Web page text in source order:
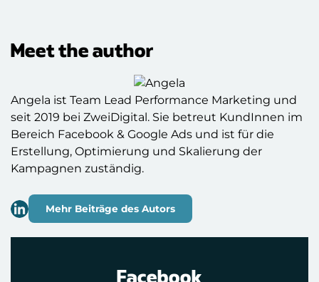
Meet the author
Angela ist Team Lead Performance Marketing und
seit 2019 bei ZweiDigital. Sie betreut KundInnen im
Bereich Facebook & Google Ads und ist für die
Erstellung, Optimierung und Skalierung der
Kampagnen zuständig.
Mehr Beiträge des Autors